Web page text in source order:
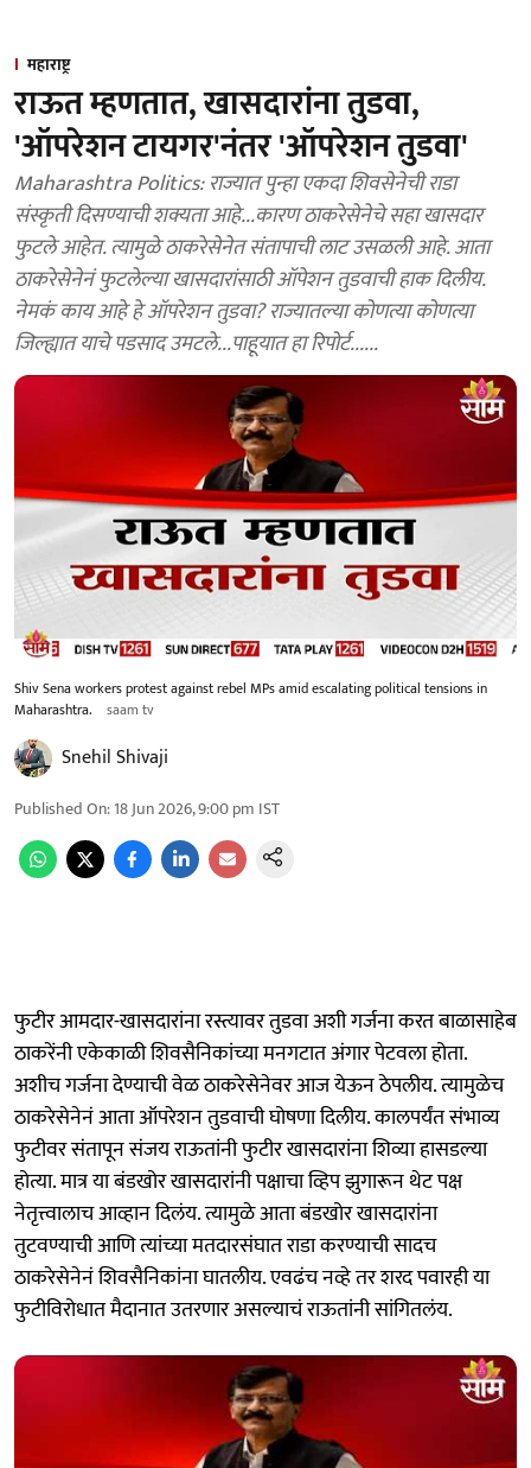
महाराष्ट्र
राऊत म्हणतात, खासदारांना तुडवा,
'ऑपरेशन टायगर'नंतर 'ऑपरेशन तुडवा'
Maharashtra Politics: राज्यात पुन्हा एकदा शिवसेनेची राडा
संस्कृती दिसण्याची शक्यता आहे...कारण ठाकरेसेनेचे सहा खासदार
फुटले आहेत. त्यामुळे ठाकरेसेनेत संतापाची लाट उसळली आहे. आता
ठाकरेसेनेनं फुटलेल्या खासदारांसाठी ऑपेशन तुडवाची हाक दिलीय.
नेमकं काय आहे हे ऑपरेशन तुडवा? राज्यातल्या कोणत्या कोणत्या
जिल्ह्यात याचे पडसाद उमटले...पाहूयात हा रिपोर्ट......
Shiv Sena workers protest against rebel MPs amid escalating political tensions in
Maharashtra.
saam tv
Snehil Shivaji
Published On:18 Jun 2026, 9:00 pm IST
फुटीर आमदार-खासदारांना रस्त्यावर तुडवा अशी गर्जना करत बाळासाहेब
ठाकरेंनी एकेकाळी शिवसैनिकांच्या मनगटात अंगार पेटवला होता.
अशीच गर्जना देण्याची वेळ ठाकरेसेनेवर आज येऊन ठेपलीय. त्यामुळेच
ठाकरेसेनेनं आता ऑपरेशन तुडवाची घोषणा दिलीय. कालपर्यंत संभाव्य
फुटीवर संतापून संजय राऊतांनी फुटीर खासदारांना शिव्या हासडल्या
होत्या. मात्र या बंडखोर खासदारांनी पक्षाचा व्हिप झुगारून थेट पक्ष
नेतृत्त्वालाच आव्हान दिलंय. त्यामुळे आता बंडखोर खासदारांना
तुटवण्याची आणि त्यांच्या मतदारसंघात राडा करण्याची सादच
ठाकरेसेनेनं शिवसैनिकांना घातलीय. एवढंच नव्हे तर शरद पवारही या
फुटीविरोधात मैदानात उतरणार असल्याचं राऊतांनी सांगितलंय.